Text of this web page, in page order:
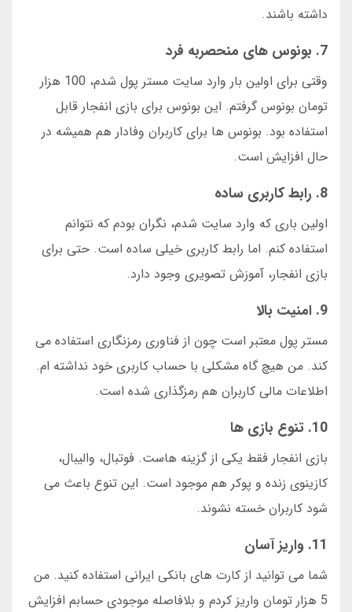
داشته باشند.
7. بونوس های منحصربه فرد
وقتی برای اولین بار وارد سایت مستر پول شدم، 100 هزار
تومان بونوس گرفتم. این بونوس برای بازی انفجار قابل
استفاده بود. بونوس ها برای کاربران وفادار هم همیشه در
حال افزایش است.
8. رابط کاربری ساده
اولین باری که وارد سایت شدم، نگران بودم که نتوانم
استفاده کنم. اما رابط کاربری خیلی ساده است. حتی برای
بازی انفجار، آموزش تصویری وجود دارد.
9. امنیت بالا
مستر پول معتبر است چون از فناوری رمزنگاری استفاده می
کند. من هیچ گاه مشکلی با حساب کاربری خود نداشته ام.
اطلاعات مالی کاربران هم رمزگذاری شده است.
10. تنوع بازی ها
بازی انفجار فقط یکی از گزینه هاست. فوتبال، والیبال،
کازینوی زنده و پوکر هم موجود است. این تنوع باعث می
شود کاربران خسته نشوند.
11. واریز آسان
شما می توانید از کارت های بانکی ایرانی استفاده کنید. من
5 هزار تومان واریز کردم و بلافاصله موجودی حسابم افزایش